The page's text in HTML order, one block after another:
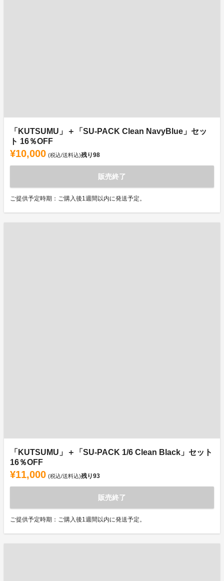
「KUTSUMU」＋「SU-PACK Clean NavyBlue」セッ
ト 16％OFF
¥10,000 (税込/送料込)残り98
販売終了
ご提供予定時期：ご購入後1週間以内に発送予定。
「KUTSUMU」＋「SU-PACK 1/6 Clean Black」セット
16％OFF
¥11,000 (税込/送料込)残り93
販売終了
ご提供予定時期：ご購入後1週間以内に発送予定。